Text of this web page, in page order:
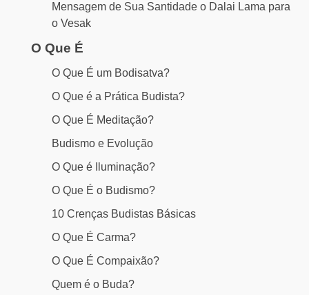
Mensagem de Sua Santidade o Dalai Lama para
o Vesak
O Que É
O Que É um Bodisatva?
O Que é a Prática Budista?
O Que É Meditação?
Budismo e Evolução
O Que é Iluminação?
O Que É o Budismo?
10 Crenças Budistas Básicas
O Que É Carma?
O Que É Compaixão?
Quem é o Buda?